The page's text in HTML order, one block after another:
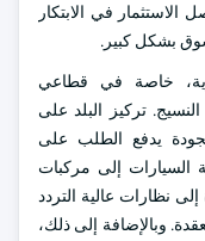
الاستثمار في الابتكار
بشكل كبير.
خاصة في قطاعي
تركيز البلد على
الجودة يدفع الطلب على
السيارات إلى مركبات
نظارات عالية التردد
وبالإضافة إلى ذلك،